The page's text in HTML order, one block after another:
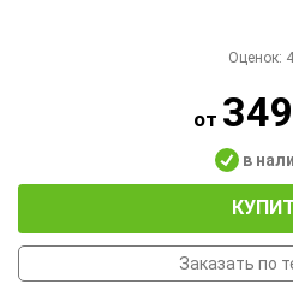
Оценок:
от
в
Заказать по